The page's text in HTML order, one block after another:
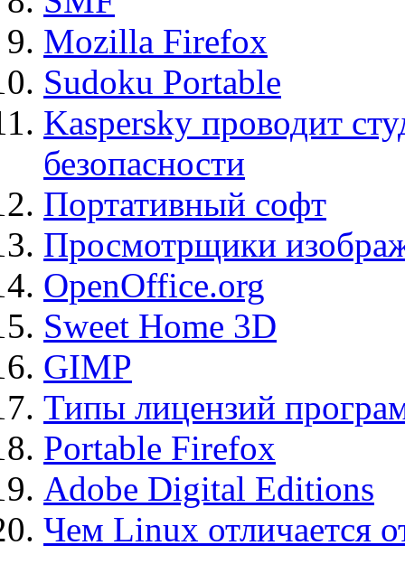
Mozilla Firefox
Sudoku Portable
Kaspersky проводит
безопасности
Портативный софт
Просмотрщики
OpenOffice.org
Sweet Home 3D
GIMP
Типы лицензий
Portable Firefox
Adobe Digital Editions
Чем Linux отличается